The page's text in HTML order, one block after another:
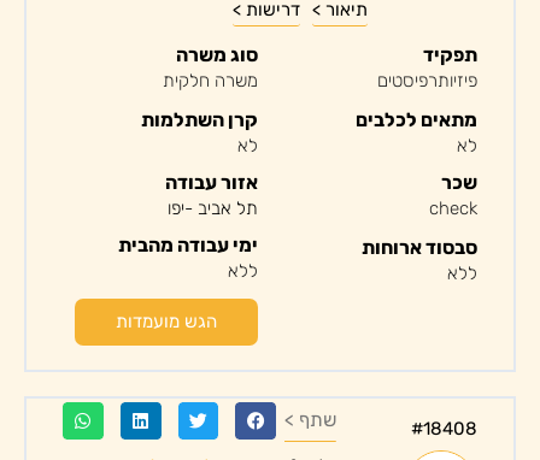
תיאור > דרישות >
תפקיד
פיזיותרפיסטים
מתאים לכלבים
לא
סוג משרה
משרה חלקית
קרן השתלמות
לא
שכר
check
סבסוד ארוחות
ללא
אזור עבודה
תל אביב -יפו
ימי עבודה מהבית
ללא
הגש מועמדות
#18408 שתף >